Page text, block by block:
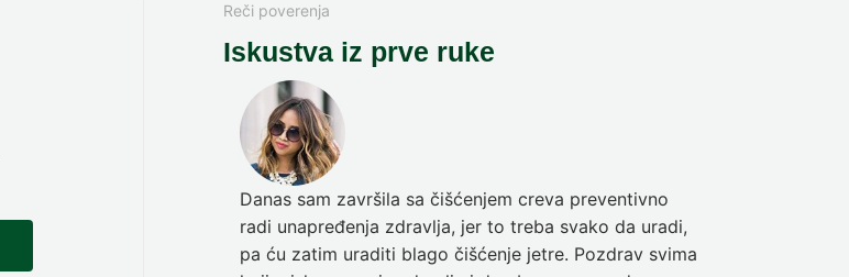
Reči poverenja
Iskustva iz prve ruke
Danas sam završila sa čišćenjem creva preventivno
radi unapređenja zdravlja, jer to treba svako da uradi,
pa ću zatim uraditi blago čišćenje jetre. Pozdrav svima